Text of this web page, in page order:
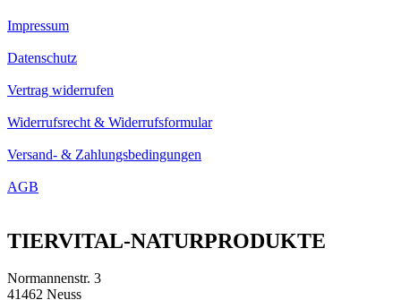
Impressum
Datenschutz
Vertrag widerrufen
Widerrufsrecht & Widerrufsformular
Versand- & Zahlungsbedingungen
AGB
TIERVITAL-NATURPRODUKTE
Normannenstr. 3
41462 Neuss